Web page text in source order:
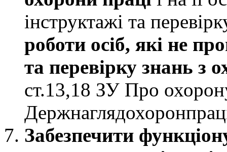
інструктажі та
роботи осіб, які не
та перевірку знань з
ст.13,18 ЗУ Про
Забезпечити